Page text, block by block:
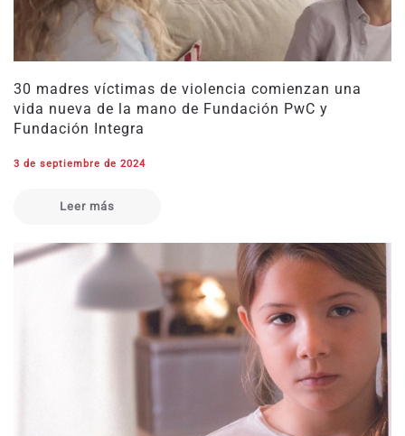
30 madres víctimas de violencia comienzan una
vida nueva de la mano de Fundación PwC y
Fundación Integra
3 de septiembre de 2024
Leer más